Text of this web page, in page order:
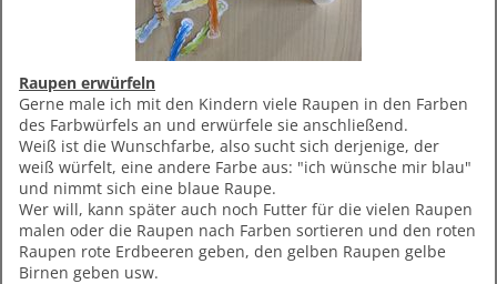
Raupen erwürfeln
Gerne male ich mit den Kindern viele Raupen in den Farben
des Farbwürfels an und erwürfele sie anschließend.
Weiß ist die Wunschfarbe, also sucht sich derjenige, der
weiß würfelt, eine andere Farbe aus: "ich wünsche mir blau"
und nimmt sich eine blaue Raupe.
Wer will, kann später auch noch Futter für die vielen Raupen
malen oder die Raupen nach Farben sortieren und den roten
Raupen rote Erdbeeren geben, den gelben Raupen gelbe
Birnen geben usw.